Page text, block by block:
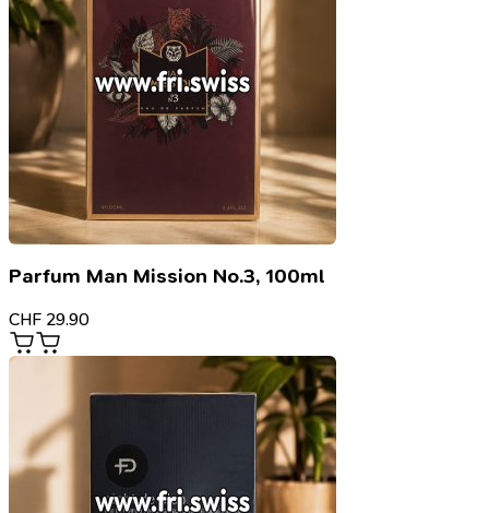
Parfum Man Mission No.3, 100ml
CHF 29.90